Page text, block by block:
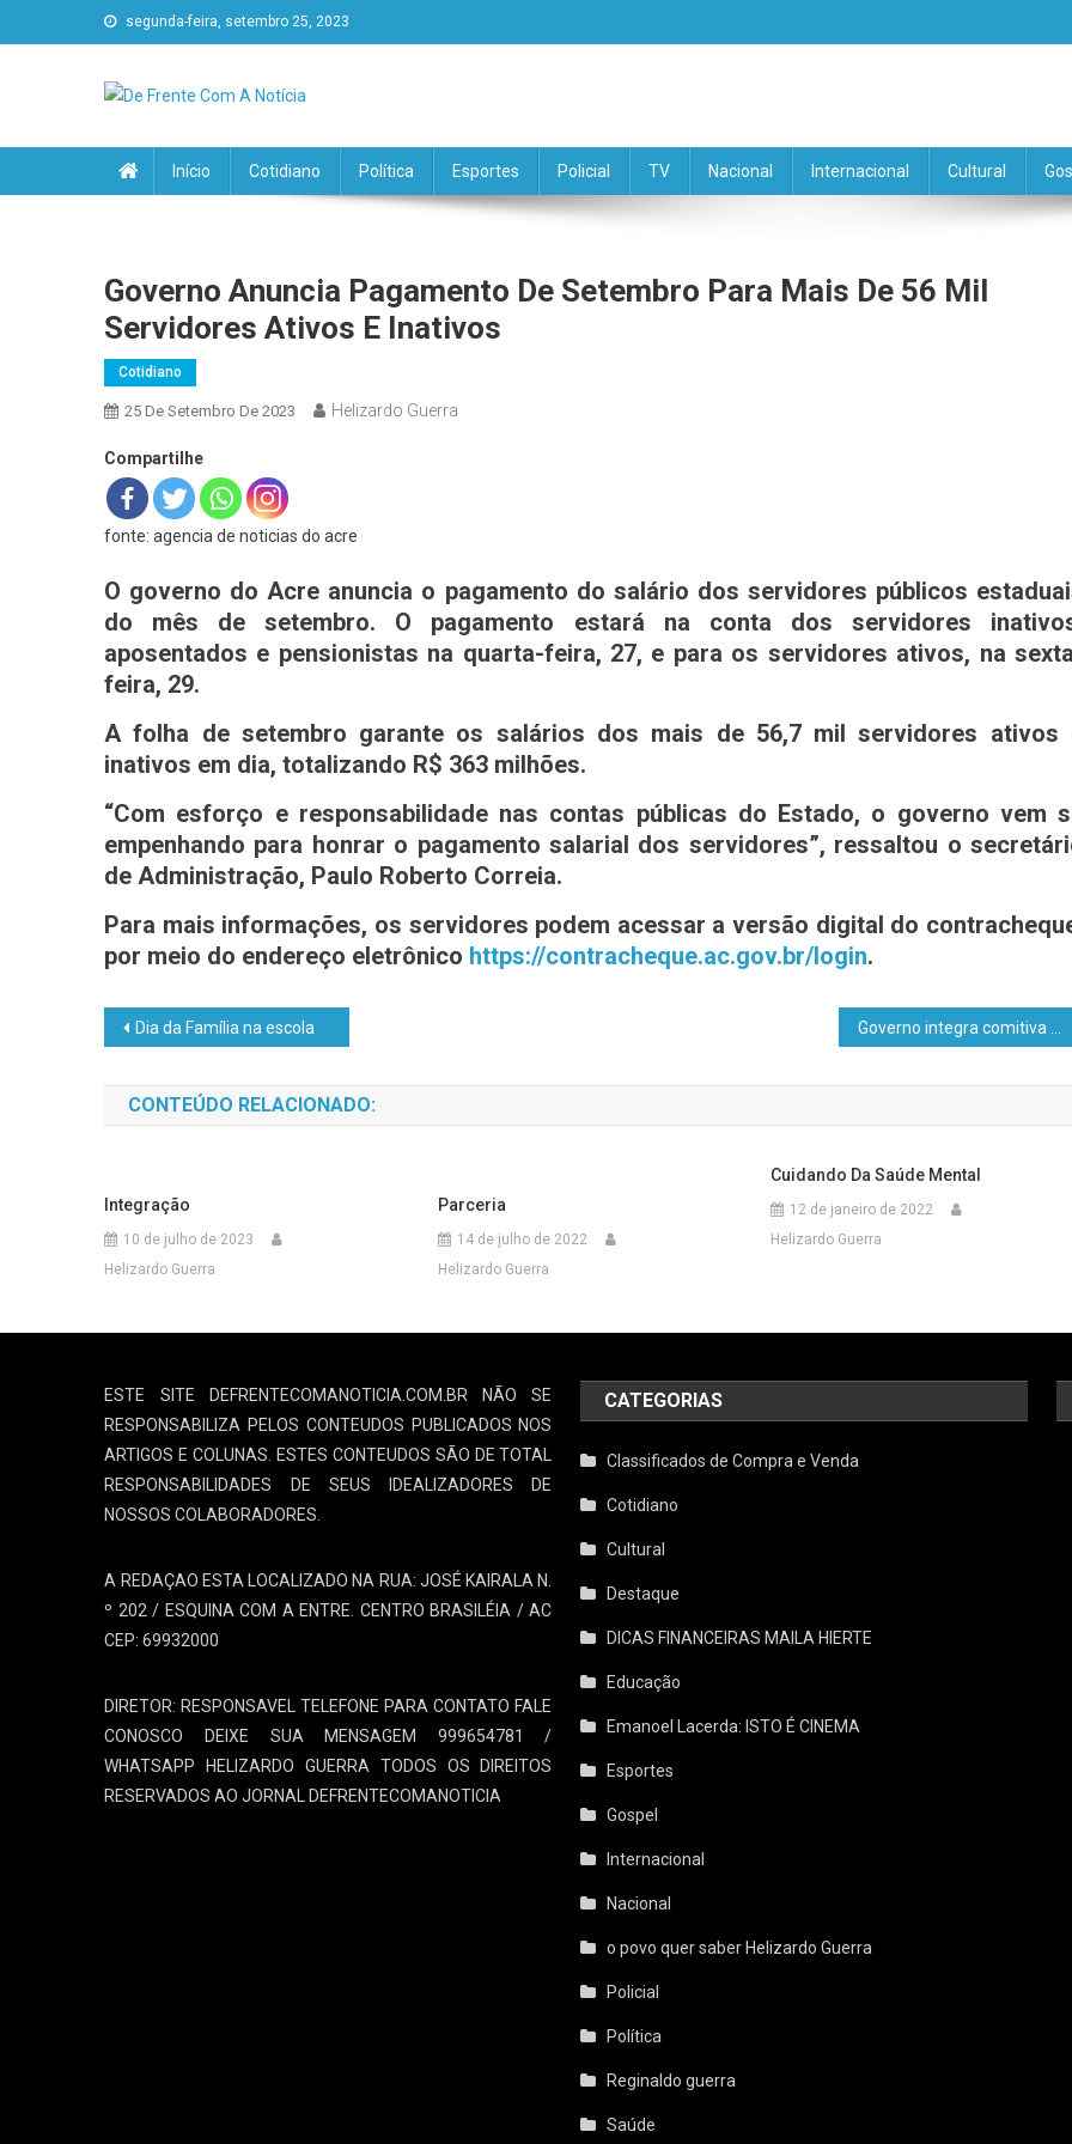
segunda-feira, setembro 25, 2023
De Frente Com A Notícia
Início Cotidiano Política Esportes Policial TV Nacional Internacional Cultural
Governo Anuncia Pagamento De Setembro Para Mais De 56 Mil
Servidores Ativos E Inativos
Cotidiano
25 De Setembro De 2023 Helizardo Guerra
Compartilhe
fonte: agencia de noticias do acre
O governo do Acre anuncia o pagamento do salário dos servidores públicos
do mês de setembro. O pagamento estará na conta dos servidores
aposentados e pensionistas na quarta-feira, 27, e para os servidores ativos, na
feira, 29.
A folha de setembro garante os salários dos mais de 56,7 mil servidores ativos
inativos em dia, totalizando R$ 363 milhões.
“Com esforço e responsabilidade nas contas públicas do Estado, o governo vem
empenhando para honrar o pagamento salarial dos servidores”, ressaltou o
de Administração, Paulo Roberto Correia.
Para mais informações, os servidores podem acessar a versão digital do
por meio do endereço eletrônico https://contracheque.ac.gov.br/login.
Dia da Família na escola
CONTEÚDO RELACIONADO:
Integração
10 de julho de 2023
Helizardo Guerra
Parceria
14 de julho de 2022
Helizardo Guerra
Cuidando Da Saúde Mental
12 de janeiro de 2022
Helizardo Guerra
ESTE SITE DEFRENTECOMANOTICIA.COM.BR NÃO SE
RESPONSABILIZA PELOS CONTEUDOS PUBLICADOS NOS
ARTIGOS E COLUNAS. ESTES CONTEUDOS SÃO DE TOTAL
RESPONSABILIDADES DE SEUS IDEALIZADORES DE
NOSSOS COLABORADORES.
A REDAÇAO ESTA LOCALIZADO NA RUA: JOSÉ KAIRALA N.
º 202 / ESQUINA COM A ENTRE. CENTRO BRASILÉIA / AC
CEP: 69932000
DIRETOR: RESPONSAVEL TELEFONE PARA CONTATO FALE
CONOSCO DEIXE SUA MENSAGEM 999654781 /
WHATSAPP HELIZARDO GUERRA TODOS OS DIREITOS
RESERVADOS AO JORNAL DEFRENTECOMANOTICIA
CATEGORIAS
Classificados de Compra e Venda
Cotidiano
Cultural
Destaque
DICAS FINANCEIRAS MAILA HIERTE
Educação
Emanoel Lacerda: ISTO É CINEMA
Esportes
Gospel
Internacional
Nacional
o povo quer saber Helizardo Guerra
Policial
Política
Reginaldo guerra
Saúde